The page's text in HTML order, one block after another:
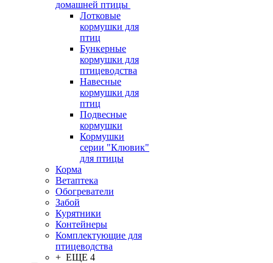
домашней птицы
Лотковые
кормушки для
птиц
Бункерные
кормушки для
птицеводства
Навесные
кормушки для
птиц
Подвесные
кормушки
Кормушки
серии "Клювик"
для птицы
Корма
Ветаптека
Обогреватели
Забой
Курятники
Контейнеры
Комплектующие для
птицеводства
+ ЕЩЕ 4